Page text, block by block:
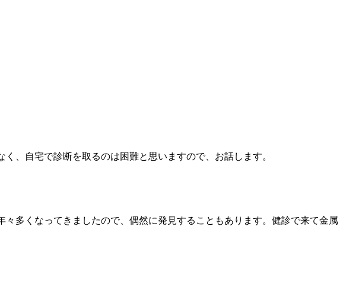
、自宅で診断を取るのは困難と思いますので、お話します。
多くなってきましたので、偶然に発見することもあります。健診で来て金属